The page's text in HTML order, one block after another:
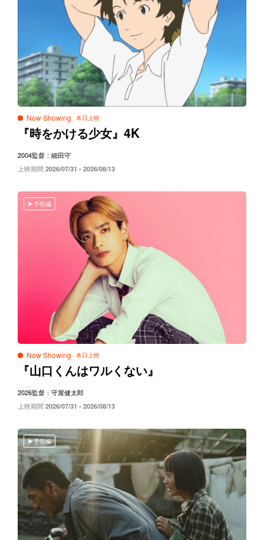
Now Showing
『時をかける少女』 4K
2004監督：細田守
上映期間 2026/07/31 - 2026/08/13
予告編
Now Showing
『山口くんはワルくない』
2026監督：守屋健太郎
上映期間 2026/07/31 - 2026/08/13
予告編